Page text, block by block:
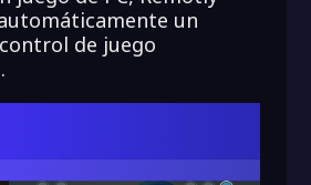
un
de juego